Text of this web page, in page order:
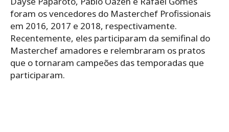
foram os vencedores do Masterchef Profissionais
em 2016, 2017 e 2018, respectivamente.
Recentemente, eles participaram da semifinal do
Masterchef amadores e relembraram os pratos
que o tornaram campeões das temporadas que
participaram.